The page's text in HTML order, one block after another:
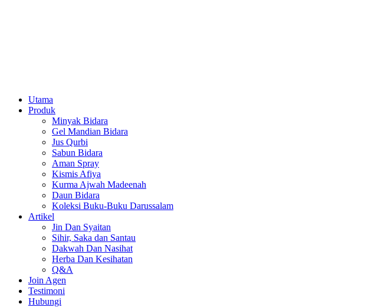
Utama
Produk
Minyak Bidara
Gel Mandian Bidara
Jus Qurbi
Sabun Bidara
Aman Spray
Kismis Afiya
Kurma Ajwah Madeenah
Daun Bidara
Koleksi Buku-Buku Darussalam
Artikel
Jin Dan Syaitan
Sihir, Saka dan Santau
Dakwah Dan Nasihat
Herba Dan Kesihatan
Q&A
Join Agen
Testimoni
Hubungi